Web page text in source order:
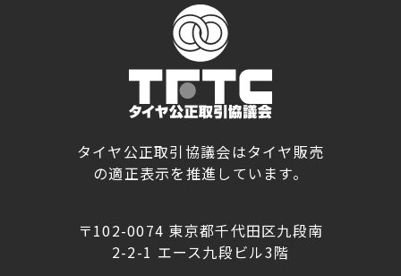
タイヤ公正取引協議会はタイヤ販売
の適正表示を推進しています。
〒102-0074 東京都千代田区九段南
2-2-1 エース九段ビル3階